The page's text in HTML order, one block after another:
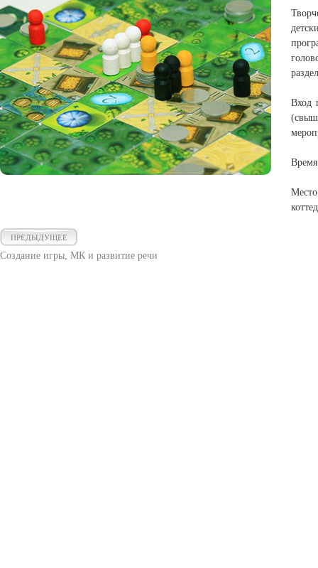
Вход
ПРЕДЫДУЩЕЕ
Создание игры, МК и развитие речи